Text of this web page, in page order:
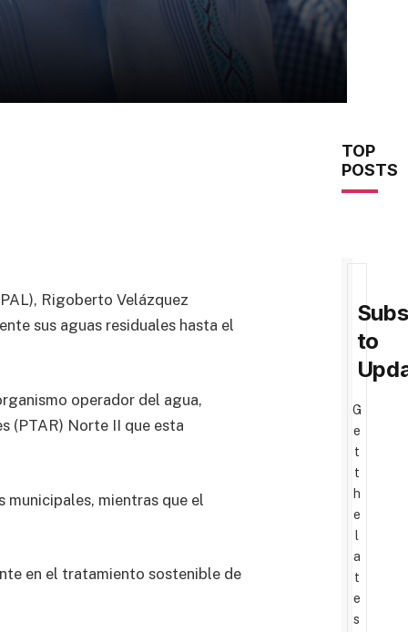
Rigoberto Velázquez
sus aguas residuales hasta el
operador del agua,
(PTAR) Norte II que esta
mientras que el
en el tratamiento sostenible de
TOP
POSTS
to
G
e
t
t
h
e
l
a
t
e
s